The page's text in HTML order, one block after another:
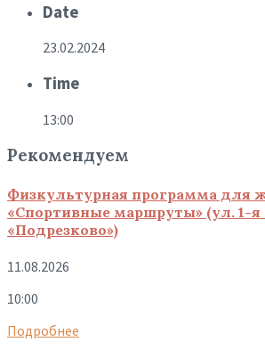
Date
23.02.2024
Time
13:00
Рекомендуем
Физкультурная программа для
«Спортивные маршруты» (ул. 1-я
«Подрезково»)
11.08.2026
10:00
Подробнее